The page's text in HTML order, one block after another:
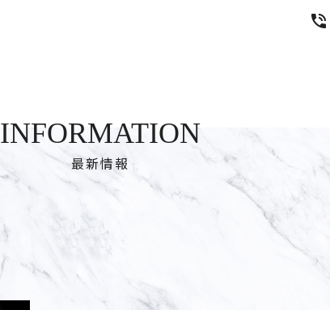
phone_in_talk
最新情報
INFORMATION